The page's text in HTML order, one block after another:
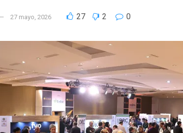
27 mayo, 2026 27 2 0